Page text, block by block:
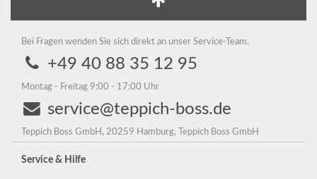
Bei Fragen wenden Sie sich direkt an unser Service-Team.
+49 40 88 35 12 95
Montag - Freitag 9:00 - 17:00 Uhr
service@teppich-boss.de
Teppich Boss GmbH, 20259 Hamburg, Teppich Boss GmbH
Service & Hilfe